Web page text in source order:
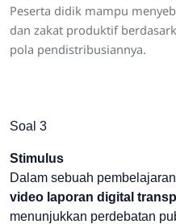
Peserta didik mampu
dan zakat produktif
pola pendistribusiannya.
Soal 3
Stimulus
Dalam sebuah
video laporan digital
menunjukkan perdebatan